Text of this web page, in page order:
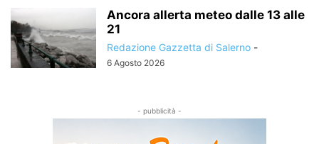
Ancora allerta meteo dalle 13 alle
21
Redazione Gazzetta di Salerno -
6 Agosto 2026
- pubblicità -